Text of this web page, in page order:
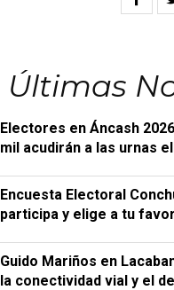
Últimas
Electores en Áncash
mil acudirán a las urnas
Encuesta Electoral
participa y elige a tu
Guido Mariños en
la conectividad vial y el